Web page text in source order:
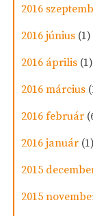
2016
2016 június (1)
2016 április (1)
2016 március
2016 február
2016 január (1)
2015
2015